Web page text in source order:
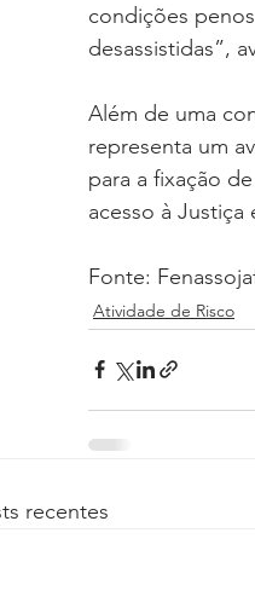
condições
desassistidas”,
Além de uma
representa um
para a fixação
acesso à
Fonte:
Atividade de Risco
recentes